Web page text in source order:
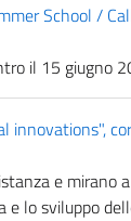
School /
il 15 giugno
innovations",
e mirano
e lo sviluppo